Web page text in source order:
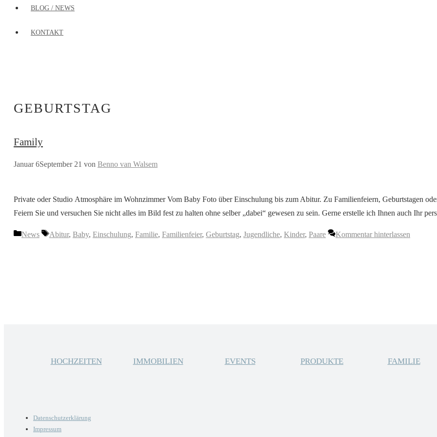
BLOG / NEWS
KONTAKT
GEBURTSTAG
Family
Januar 6September 21 von Benno van Walsem
Private oder Studio Atmosphäre im Wohnzimmer Vom Baby Foto über Einschulung bis zum Abitur. Zu Familienfeiern, Geburtstagen
Feiern Sie und versuchen Sie nicht alles im Bild fest zu halten ohne selber „dabei“ gewesen zu sein. Gerne erstelle ich Ihnen auch Ihr
Kategorien
News Schlagwörter
Abitur, Baby, Einschulung, Familie, Familienfeier, Geburtstag, Jugendliche, Kinder, Paare Kommentar hinterlassen
HOCHZEITEN IMMOBILIEN EVENTS PRODUKTE FAMILIE
Datenschutzerklärung
Impressum